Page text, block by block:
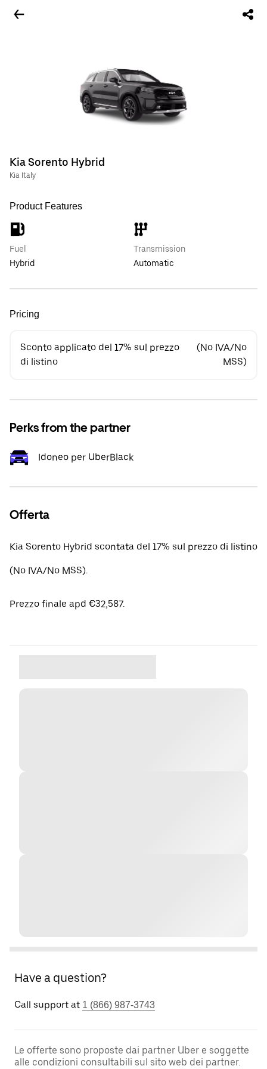
Kia Sorento Hybrid
Kia Italy
Product Features
Fuel
Hybrid
Transmission
Automatic
Pricing
Sconto applicato del 17% sul prezzo
di listino
(No IVA/No
MSS)
Perks from the partner
Idoneo per UberBlack
Offerta
Kia Sorento Hybrid scontata del 17% sul prezzo di listino
(No IVA/No MSS).
Prezzo finale apd €32,587.
Have a question?
Call support at 1 (866) 987-3743
Le offerte sono proposte dai partner Uber e soggette
alle condizioni consultabili sul sito web dei partner.